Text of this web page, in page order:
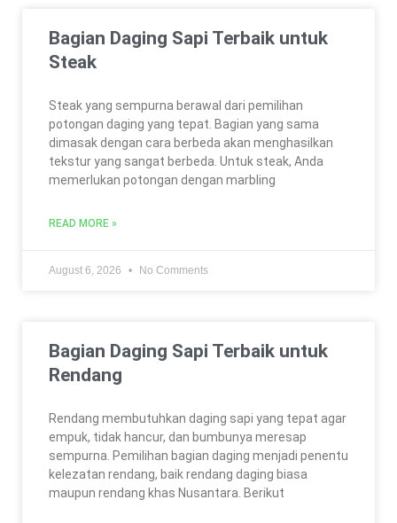
Bagian Daging Sapi Terbaik untuk
Steak
Steak yang sempurna berawal dari pemilihan
potongan daging yang tepat. Bagian yang sama
dimasak dengan cara berbeda akan menghasilkan
tekstur yang sangat berbeda. Untuk steak, Anda
memerlukan potongan dengan marbling
READ MORE »
August 6, 2026 No Comments
Bagian Daging Sapi Terbaik untuk
Rendang
Rendang membutuhkan daging sapi yang tepat agar
empuk, tidak hancur, dan bumbunya meresap
sempurna. Pemilihan bagian daging menjadi penentu
kelezatan rendang, baik rendang daging biasa
maupun rendang khas Nusantara. Berikut